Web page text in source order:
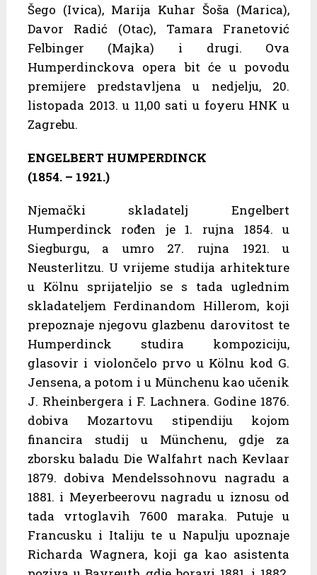
Šego (Ivica), Marija Kuhar Šoša (Marica),
Davor Radić (Otac), Tamara Franetović
Felbinger (Majka) i drugi. Ova
Humperdinckova opera bit će u povodu
premijere predstavljena u nedjelju, 20.
listopada 2013. u 11,00 sati u foyeru HNK u
Zagrebu.
ENGELBERT HUMPERDINCK
(1854. – 1921.)
Njemački skladatelj Engelbert
Humperdinck rođen je 1. rujna 1854. u
Siegburgu, a umro 27. rujna 1921. u
Neusterlitzu. U vrijeme studija arhitekture
u Kölnu sprijateljio se s tada uglednim
skladateljem Ferdinandom Hillerom, koji
prepoznaje njegovu glazbenu darovitost te
Humperdinck studira kompoziciju,
glasovir i violončelo prvo u Kölnu kod G.
Jensena, a potom i u Münchenu kao učenik
J. Rheinbergera i F. Lachnera. Godine 1876.
dobiva Mozartovu stipendiju kojom
financira studij u Münchenu, gdje za
zborsku baladu Die Walfahrt nach Kevlaar
1879. dobiva Mendelssohnovu nagradu a
1881. i Meyerbeerovu nagradu u iznosu od
tada vrtoglavih 7600 maraka. Putuje u
Francusku i Italiju te u Napulju upoznaje
Richarda Wagnera, koji ga kao asistenta